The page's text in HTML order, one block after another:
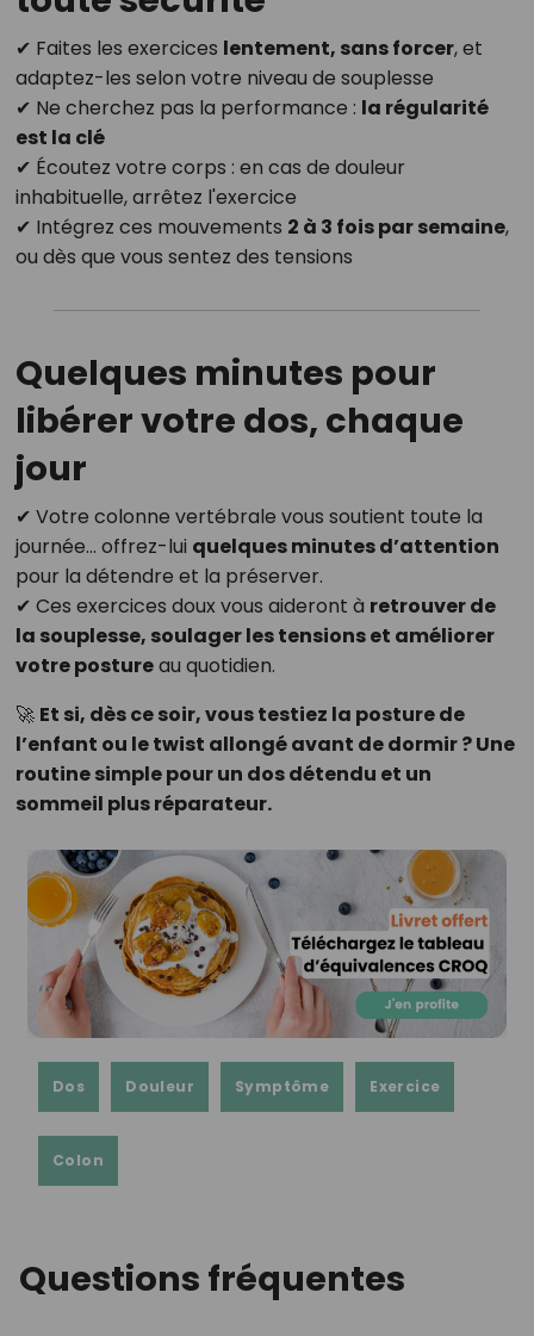
✔ Faites les exercices lentement, sans forcer, et
adaptez-les selon votre niveau de souplesse
✔ Ne cherchez pas la performance : la régularité
est la clé
✔ Écoutez votre corps : en cas de douleur
inhabituelle, arrêtez l'exercice
✔ Intégrez ces mouvements 2 à 3 fois par semaine,
ou dès que vous sentez des tensions
Quelques minutes pour
libérer votre dos, chaque
jour
✔ Votre colonne vertébrale vous soutient toute la
journée… offrez-lui quelques minutes d’attention
pour la détendre et la préserver.
✔ Ces exercices doux vous aideront à retrouver de
la souplesse, soulager les tensions et améliorer
votre postureau quotidien.
🚀 Et si, dès ce soir, vous testiez la posture de
l’enfant ou le twist allongé avant de dormir ? Une
routine simple pour un dos détendu et un
sommeil plus réparateur.
Dos Douleur Symptôme Exercice
Colon
Questions fréquentes